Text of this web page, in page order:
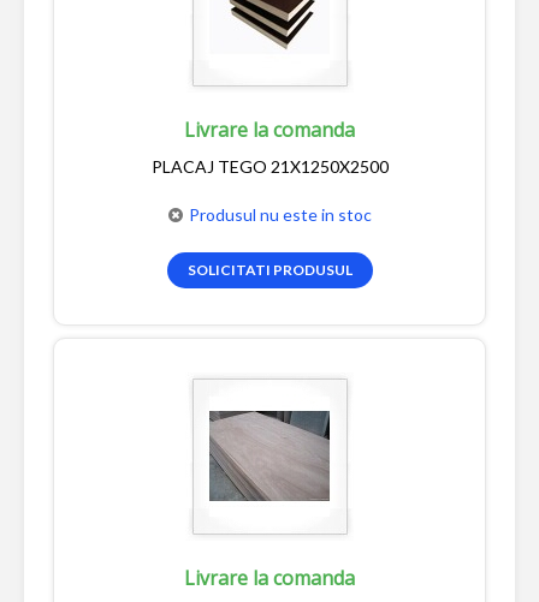
Livrare la comanda
PLACAJ TEGO 21X1250X2500
Produsul nu este in stoc
SOLICITATI PRODUSUL
Livrare la comanda